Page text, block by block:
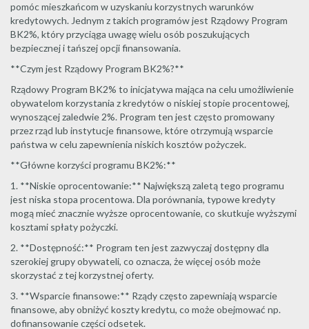
pomóc mieszkańcom w uzyskaniu korzystnych warunków
kredytowych. Jednym z takich programów jest Rządowy Program
BK2%, który przyciąga uwagę wielu osób poszukujących
bezpiecznej i tańszej opcji finansowania.
**Czym jest Rządowy Program BK2%?**
Rządowy Program BK2% to inicjatywa mająca na celu umożliwienie
obywatelom korzystania z kredytów o niskiej stopie procentowej,
wynoszącej zaledwie 2%. Program ten jest często promowany
przez rząd lub instytucje finansowe, które otrzymują wsparcie
państwa w celu zapewnienia niskich kosztów pożyczek.
**Główne korzyści programu BK2%:**
1. **Niskie oprocentowanie:** Największą zaletą tego programu
jest niska stopa procentowa. Dla porównania, typowe kredyty
mogą mieć znacznie wyższe oprocentowanie, co skutkuje wyższymi
kosztami spłaty pożyczki.
2. **Dostępność:** Program ten jest zazwyczaj dostępny dla
szerokiej grupy obywateli, co oznacza, że ​​więcej osób może
skorzystać z tej korzystnej oferty.
3. **Wsparcie finansowe:** Rządy często zapewniają wsparcie
finansowe, aby obniżyć koszty kredytu, co może obejmować np.
dofinansowanie części odsetek.